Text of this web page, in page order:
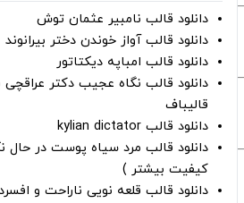
دانلود قالب نامبیر عثمان ‌توش
دانلود قالب آواز خوندن دختر بیرانوند
دانلود قالب امباپه دیکتاتور
دانلود قالب نگاه عجیب دکتر عراقچی
قالیباف
دانلود قالب kylian dictator
کیفیت بیشتر )
دانلود قالب قلعه نویی ناراحت و